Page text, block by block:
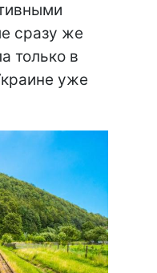
сразу же
только в
уже